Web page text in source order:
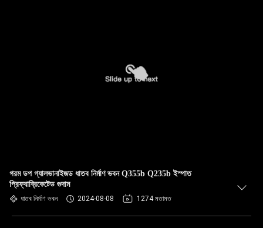
গরম ডপ গ্যালভানাইজড ধাতব নির্মাণ ভবন Q355b Q235b ইস্পাত
প্রিফ্যাব্রিকেটেড গুদাম
ধাতব নির্মাণ ভবন 2024-08-08 1274 মতামত